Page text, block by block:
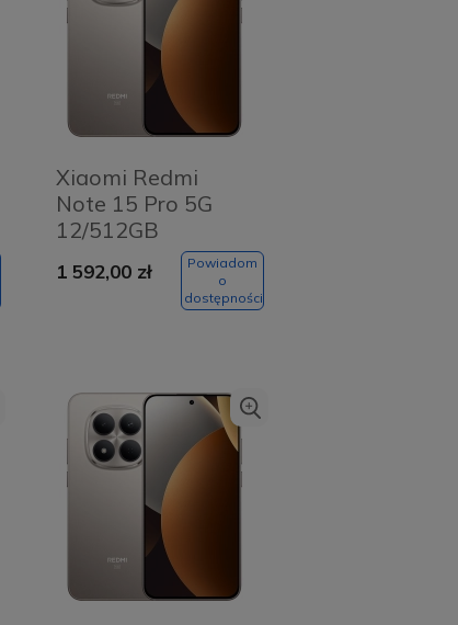
Xiaomi Redmi
Note 15 Pro 5G
12/512GB
Titanium Color
1 592,00 zł
Powiadom
o
dostępności